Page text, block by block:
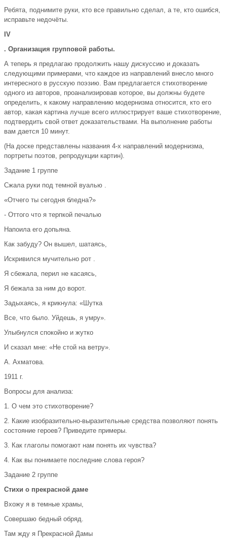
Ребята, поднимите руки, кто все правильно сделал, а те, кто ошибся,
исправьте недочёты.
IV
. Организация групповой работы.
А теперь я предлагаю продолжить нашу дискуссию и доказать
следующими примерами, что каждое из направлений внесло много
интересного в русскую поэзию. Вам предлагается стихотворение
одного из авторов, проанализировав которое, вы должны будете
определить, к какому направлению модернизма относится, кто его
автор, какая картина лучше всего иллюстрирует ваше стихотворение,
подтвердить свой ответ доказательствами. На выполнение работы
вам дается 10 минут.
(На доске представлены названия 4-х направлений модернизма,
портреты поэтов, репродукции картин).
Задание 1 группе
Сжала руки под темной вуалью .
«Отчего ты сегодня бледна?»
- Оттого что я терпкой печалью
Напоила его допьяна.
Как забуду? Он вышел, шатаясь,
Искривился мучительно рот .
Я сбежала, перил не касаясь,
Я бежала за ним до ворот.
Задыхаясь, я крикнула: «Шутка
Все, что было. Уйдешь, я умру».
Улыбнулся спокойно и жутко
И сказал мне: «Не стой на ветру».
А. Ахматова.
1911 г.
Вопросы для анализа:
1. О чем это стихотворение?
2. Какие изобразительно-выразительные средства позволяют понять
состояние героев? Приведите примеры.
3. Как глаголы помогают нам понять их чувства?
4. Как вы понимаете последние слова героя?
Задание 2 группе
Стихи о прекрасной даме
Вхожу я в темныe храмы,
Совершаю бедный обряд.
Там жду я Прекрасной Дамы